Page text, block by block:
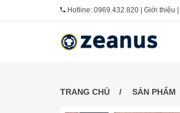
Hotline: 0969.432.820 Giới thiệu
TRANG CHỦ SẢN PHẨM